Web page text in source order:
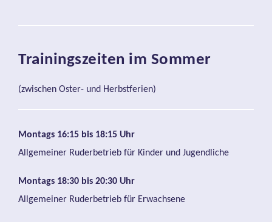
Trainingszeiten im Sommer
(zwischen Oster- und Herbstferien)
Montags 16:15 bis 18:15 Uhr
Allgemeiner Ruderbetrieb für Kinder und Jugendliche
Montags 18:30 bis 20:30 Uhr
Allgemeiner Ruderbetrieb für Erwachsene